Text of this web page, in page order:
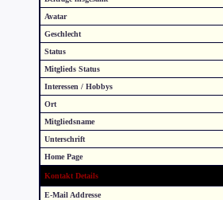
Avatar
Geschlecht
Status
Mitglieds Status
Interessen / Hobbys
Ort
Mitgliedsname
Unterschrift
Home Page
Kontakt Details
E-Mail Addresse